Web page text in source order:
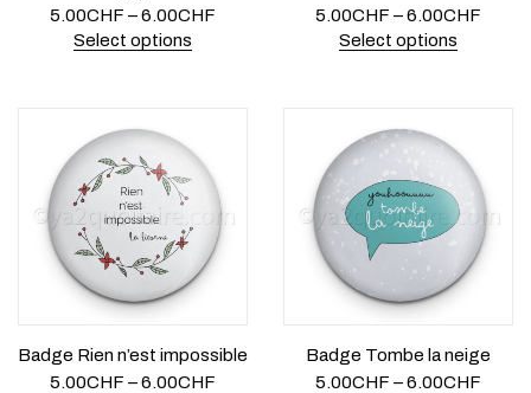
5.00CHF –6.00CHF
Select options
5.00CHF –6.00CHF
Select options
Badge Rien n’est impossible
5.00CHF –6.00CHF
Badge Tombe la neige
5.00CHF –6.00CHF